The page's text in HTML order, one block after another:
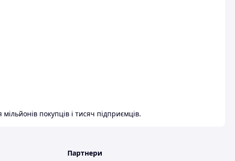
покупців і тисяч підприємців.
Партнери